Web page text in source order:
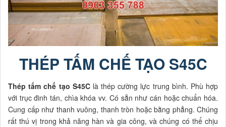
THÉP TẤM CHẾ TẠO S45C
Thép tấm chế tạo S45Clà thép cường lực trung bình. Phù hợp
với trục đinh tán, chìa khóa vv. Có sẵn như cán hoặc chuẩn hóa.
Cung cấp như thanh vuông, thanh tròn hoặc bằng phẳng. Chúng
rất thú vị trong khả năng hàn và gia công, và chúng có thể chịu